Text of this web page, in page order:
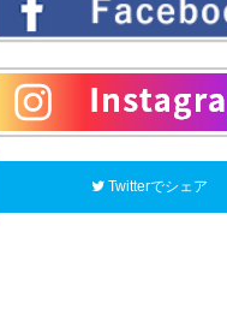
Twitterでシェア